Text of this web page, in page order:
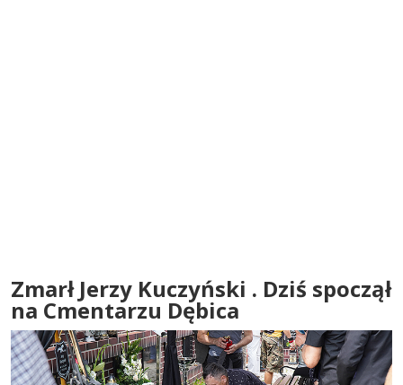
Zmarł Jerzy Kuczyński . Dziś spoczął
na Cmentarzu Dębica